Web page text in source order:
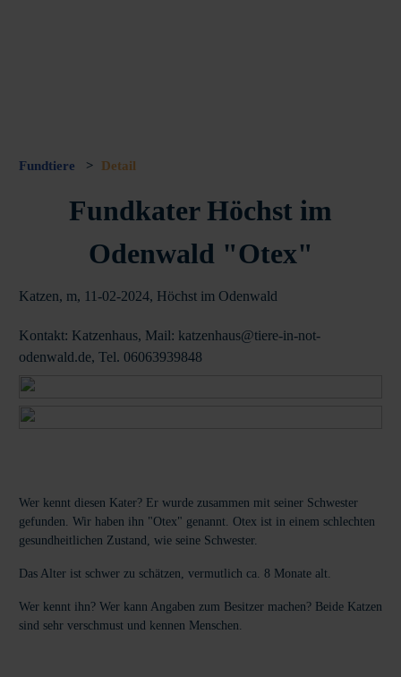
Fundtiere > Detail
Fundkater Höchst im
Odenwald "Otex"
Katzen, m, 11-02-2024, Höchst im Odenwald
Kontakt: Katzenhaus, Mail: katzenhaus@tiere-in-not-
odenwald.de, Tel. 06063939848
Wer kennt diesen Kater? Er wurde zusammen mit seiner Schwester
gefunden. Wir haben ihn "Otex" genannt. Otex ist in einem schlechten
gesundheitlichen Zustand, wie seine Schwester.
Das Alter ist schwer zu schätzen, vermutlich ca. 8 Monate alt.
Wer kennt ihn? Wer kann Angaben zum Besitzer machen? Beide Katzen
sind sehr verschmust und kennen Menschen.